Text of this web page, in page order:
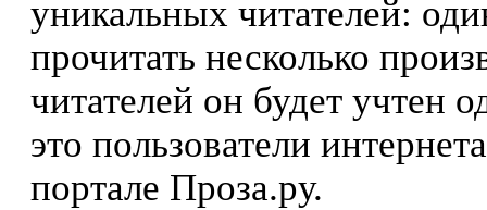
уникальных читателей:
прочитать несколько
читателей он будет учтен
это пользователи
портале Проза.ру.